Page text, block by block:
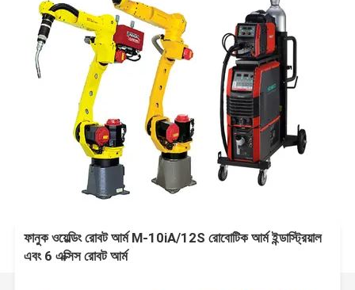
ফানুক ওয়েল্ডিং রোবট আর্ম M-10iA/12S রোবোটিক আর্ম ইন্ডাস্ট্রিয়াল
এবং 6 এক্সিস রোবট আর্ম